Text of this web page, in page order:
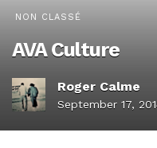
NON CLASSÉ
AVA Culture
Roger Calme
September 17,